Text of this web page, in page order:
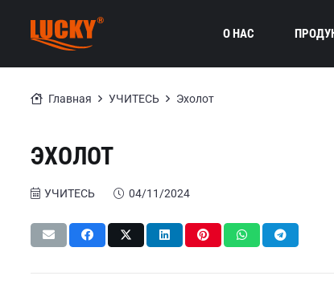
О НАС
Главная УЧИТЕСЬ Эхолот
ЭХОЛОТ
УЧИТЕСЬ 04/11/2024